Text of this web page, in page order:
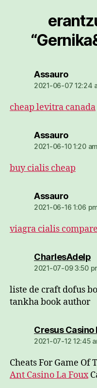
Assaurodio:
2021-06-07 12:24
cheap levitra canada
Assaurodio:
2021-06-10 1:20
buy cialis cheap
Assaurodio:
2021-06-16 1:06
viagra cialis compare
CharlesAdelp
2021-07-09 3:50
liste de craft dofus
tankha book author
Cresus Casino
2021-07-12 12:45
Cheats For Game Of
Ant Casino La Foux